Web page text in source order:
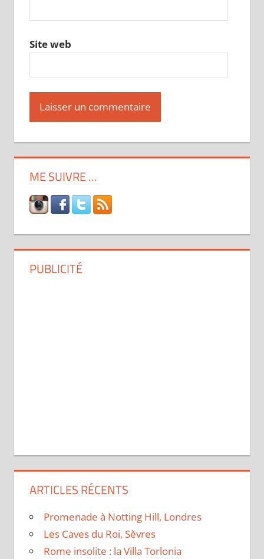
Site web
ME SUIVRE …
PUBLICITÉ
ARTICLES RÉCENTS
Promenade à Notting Hill, Londres
Les Caves du Roi, Sèvres
Rome insolite : la Villa Torlonia